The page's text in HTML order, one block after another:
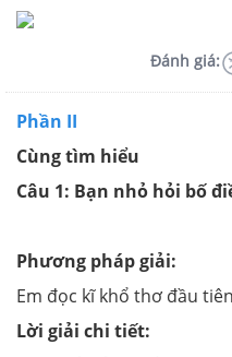
Đánh giá:
Phần II
Cùng tìm hiểu
Câu 1: Bạn nhỏ hỏi bố
Phương pháp giải:
Em đọc kĩ khổ thơ đầu tiên
Lời giải chi tiết: